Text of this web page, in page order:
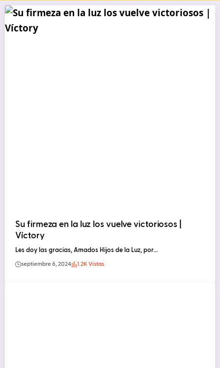
Su firmeza en la luz los vuelve victoriosos |
Víctory
Les doy las gracias, Amados Hijos de la Luz, por…
septiembre 6, 2024 1.2K Vistas